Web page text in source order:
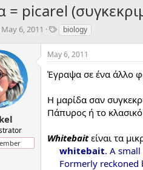
= picarel
S
a
r
t
d
a
t
e
May 6, 2011
T
g
s
biology
May 6, 2011
Έγραψα σε ένα άλλο
Η μαρίδα σαν
Πάπυρος ή το κλασικό
Whitebaitείναι τα
whitebait. A
Formerly reckoned